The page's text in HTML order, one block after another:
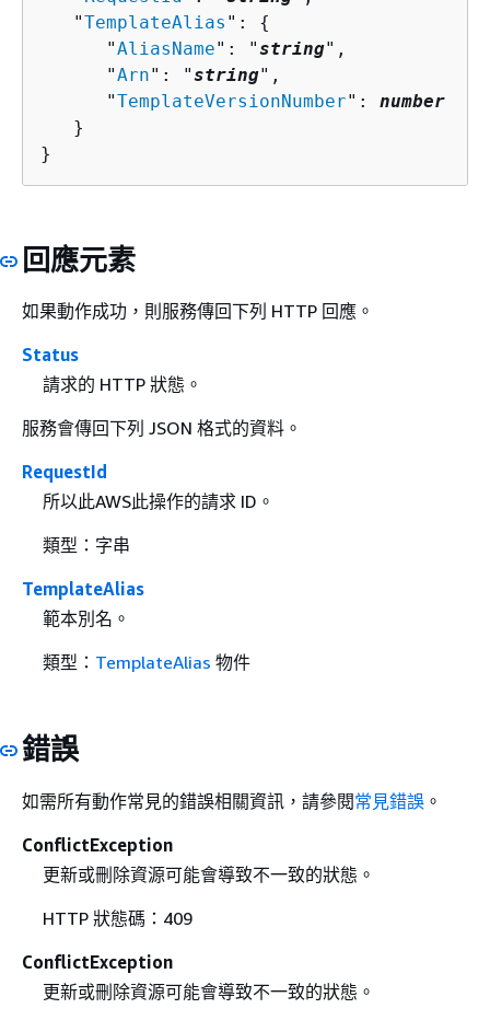
   "
TemplateAlias ": {
      "
AliasName": "string",
      "
Arn": "string",
      "
TemplateVersionNumber": number
   }
}
回應元素
如果動作成功，則服務傳回下列 HTTP 回應。
Status
請求的 HTTP 狀態。
服務會傳回下列 JSON 格式的資料。
RequestId
所以此AWS此操作的請求 ID。
類型：字串
TemplateAlias
範本別名。
類型： TemplateAlias 物件
錯誤
如需所有動作常見的錯誤相關資訊，請參閱常見錯誤 。
ConflictException
更新或刪除資源可能會導致不一致的狀態。
HTTP 狀態碼：409
ConflictException
更新或刪除資源可能會導致不一致的狀態。